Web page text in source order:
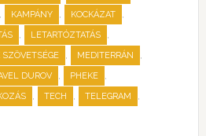
, KAMPÁNY , KOCKÁZAT ,
, LETARTÓZTATÁS ,
, MEDITERRÁN ,
DUROV , PHEKE ,
, TECH , TELEGRAM ,